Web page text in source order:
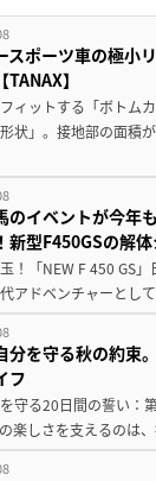
スポーツ車の極小
】
ィットする「ボトム
状」。接地部の面積
のイベントが今年
新型F450GSの解
！「NEW F 450 GS
アドベンチャーとし
分を守る秋の約束
フ
守る20日間の誓い：
楽しさを支えるのは